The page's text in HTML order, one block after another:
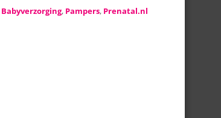
Babyverzorging, Pampers, Prenatal.nl